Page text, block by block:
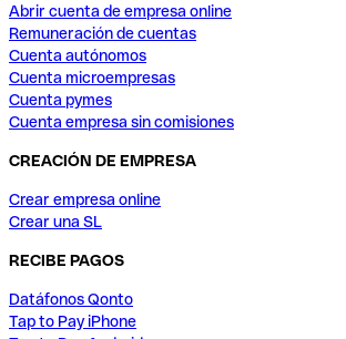
Abrir cuenta de empresa online
Remuneración de cuentas
Cuenta autónomos
Cuenta microempresas
Cuenta pymes
Cuenta empresa sin comisiones
CREACIÓN DE EMPRESA
Crear empresa online
Crear una SL
RECIBE PAGOS
Datáfonos Qonto
Tap to Pay iPhone